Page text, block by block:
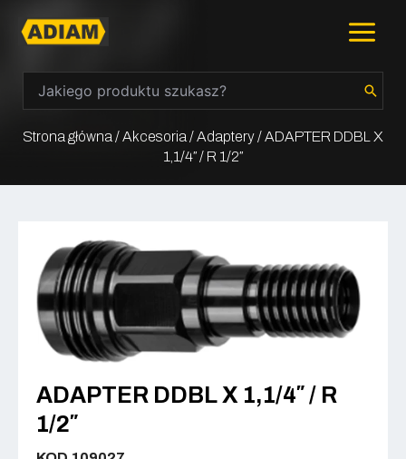
content
for:
Main
Strona główna /Akcesoria /Adaptery/ ADAPTER DDBL X
1,1/4″ / R 1/2″
ADAPTER DDBL X 1,1/4″ / R
1/2″